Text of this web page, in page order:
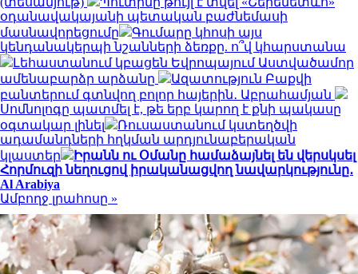
օդանավակայանի պետական բաժնեմասի
մասնավորեցումը
Գումարը կհոսի այս
կենդանակերպի նշանների ձեռքը. ո՞վ կհարստանա
Լեհաստանում կբացեն Եվրոպայում Աստվածամոր
ամենաբարձր արձանը
Ազատություն Բաքվի
բանտերում գտնվող բոլոր հայերին․ Աբրահամյան
Սոմնոլոգը պատմել է, թե երբ կարող է քնի պակասը
օգտակար լինել
Ռուսաստանում կստեղծվի
ադամանդների հղկման արդյունաբերական
կլաստեր
Իրանն ու Օմանը համաձայնել են վերսկսել
Հորմուզի նեղուցով իրականացվող նավարկությունը․
Al Arabiya
Ամբողջ լրահոսը »